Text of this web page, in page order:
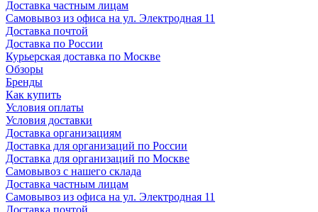
Доставка частным лицам
Самовывоз из офиса на ул. Электродная 11
Доставка почтой
Доставка по России
Курьерская доставка по Москве
Обзоры
Бренды
Как купить
Условия оплаты
Условия доставки
Доставка организациям
Доставка для организаций по России
Доставка для организаций по Москве
Самовывоз с нашего склада
Доставка частным лицам
Самовывоз из офиса на ул. Электродная 11
Доставка почтой